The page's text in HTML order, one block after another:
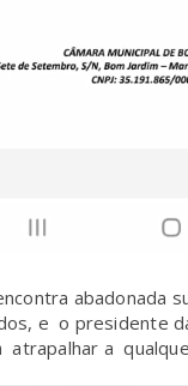
abadonada
e o presidente
atrapalhar a